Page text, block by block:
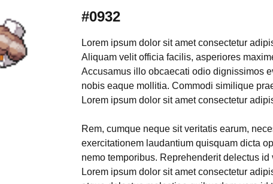
#0932
Lorem ipsum dolor sit amet consectetur
Aliquam velit officia facilis, asperiores
Accusamus illo obcaecati odio dignissimos
nobis eaque mollitia. Commodi similique
Lorem ipsum dolor sit amet consectetur
Rem, cumque neque sit veritatis earum,
exercitationem laudantium quisquam dicta
nemo temporibus. Reprehenderit delectus id
Lorem ipsum dolor sit amet consectetur